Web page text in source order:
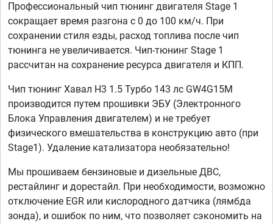
Профессиональный чип тюнинг двигателя Stage 1
сокращает время разгона с 0 до 100 км/ч. При
сохранении стиля езды, расход топлива после чип
тюнинга не увеличивается. Чип-тюнинг Stage 1
рассчитан на сохранение ресурса двигателя и КПП.
Чип тюнинг Хавал Н3 1.5 Турбо 143 лс GW4G15M
производится путем прошивки ЭБУ (Электронного
Блока Управления двигателем) и не требует
физического вмешательства в конструкцию авто (при
Stage1). Удаление катализатора необязательно!
Мы прошиваем бензиновые и дизельные ДВС,
рестайлинг и дорестайл. При необходимости, возможно
отключение EGR или кислородного датчика (лямбда
зонда), и ошибок по ним, что позволяет сэкономить на